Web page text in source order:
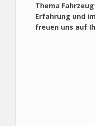
Thema
Erfahrung und
freuen uns auf